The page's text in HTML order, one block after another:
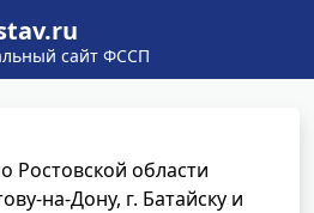
сайт ФССП
Ростовской области
на-Дону, г. Батайску и